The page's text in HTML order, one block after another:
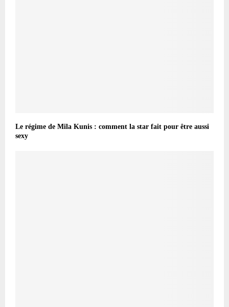
Le régime de Mila Kunis : comment la star fait pour être aussi
sexy